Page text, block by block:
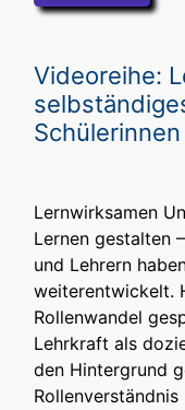
Videoreihe:
Lernwirksamen
Lernen gestalten
und Lehrern
weiterentwickelt.
Rollenwandel
Lehrkraft als
den Hintergrund